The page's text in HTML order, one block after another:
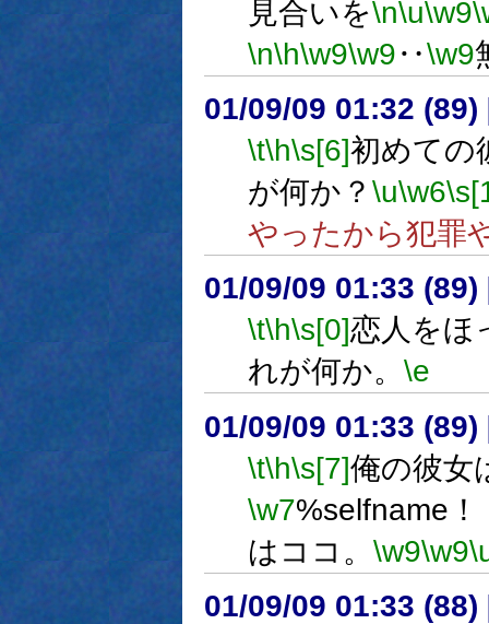
見合いを\n\u\w9
\n\h\w9\w9‥\w9
01/09/09 01:32 (89)
\t\h\s[6]初めての
が何か？ \u\w6
やったから犯罪
01/09/09 01:33 (89)
\t\h\s[0]恋人をほ
れが何か。 \e
01/09/09 01:33 (89)
\t\h\s[7]俺の彼女
\w7%selfname！
はココ。 \w9\w9
01/09/09 01:33 (88)